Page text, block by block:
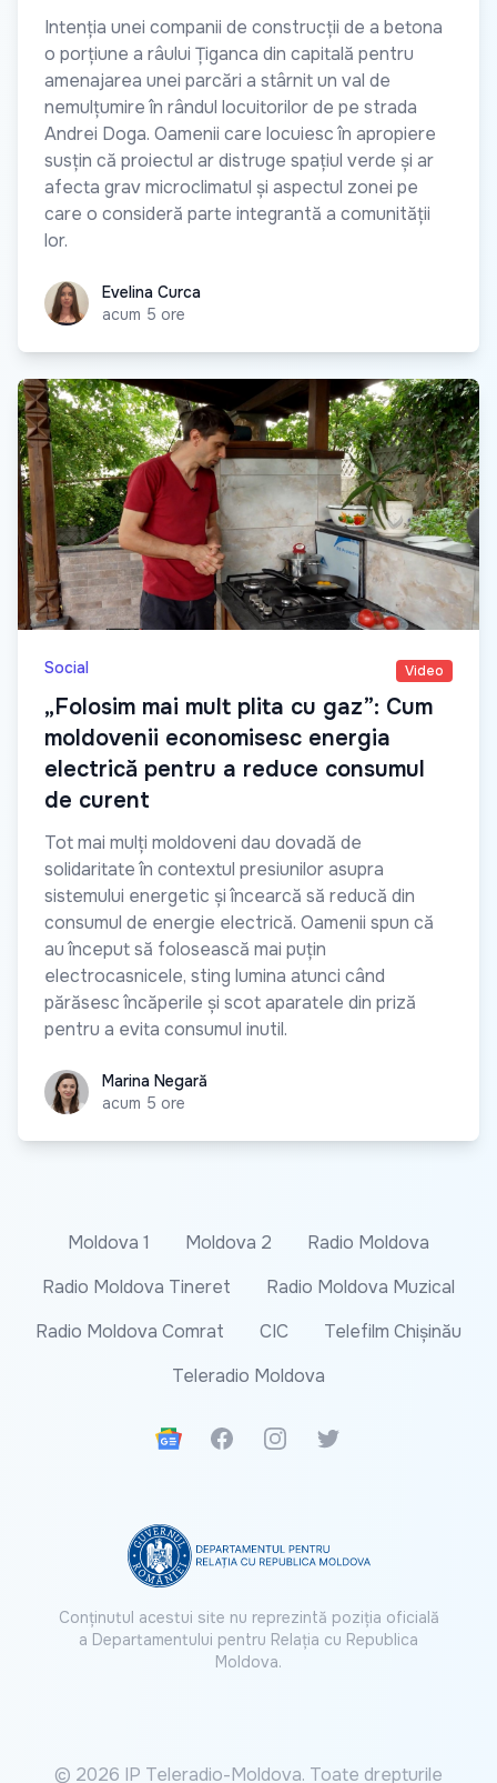
Intenția unei companii de construcții de a betona
o porțiune a râului Țiganca din capitală pentru
amenajarea unei parcări a stârnit un val de
nemulțumire în rândul locuitorilor de pe strada
Andrei Doga. Oamenii care locuiesc în apropiere
susțin că proiectul ar distruge spațiul verde și ar
afecta grav microclimatul și aspectul zonei pe
care o consideră parte integrantă a comunității
lor.
Evelina CurcaEvelina Curca
acum 5 ore
Social Video
„Folosim mai mult plita cu gaz”: Cum
moldovenii economisesc energia
electrică pentru a reduce consumul
de curent
Tot mai mulți moldoveni dau dovadă de
solidaritate în contextul presiunilor asupra
sistemului energetic și încearcă să reducă din
consumul de energie electrică. Oamenii spun că
au început să folosească mai puțin
electrocasnicele, sting lumina atunci când
părăsesc încăperile și scot aparatele din priză
pentru a evita consumul inutil.
Marina Negară
Marina Negară
acum 5 ore
Moldova 1 Moldova 2
Radio Moldova
Radio Moldova Tineret
Radio Moldova Muzical
Radio Moldova Comrat
CIC
Telefilm Chișinău
Teleradio Moldova
Google News
FacebookInstagramTwitter
Conținutul acestui site nu reprezintă poziția oficială
a Departamentului pentru Relația cu Republica
Moldova.
© 2026 IP Teleradio-Moldova. Toate drepturile